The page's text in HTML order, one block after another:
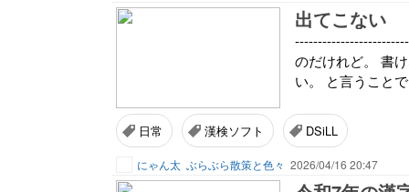
出てこない
のだけれど。 書
い。 と言うこと
日常 漢検ソフト DSiLL
にゃん太 ぶらぶら散策と色々 2026/04/16 20:47